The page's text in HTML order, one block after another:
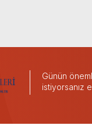
Günün
istiyorsanız